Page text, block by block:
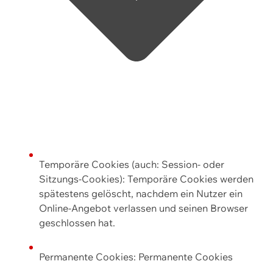
Temporäre Cookies (auch: Session- oder
Sitzungs-Cookies): Temporäre Cookies werden
spätestens gelöscht, nachdem ein Nutzer ein
Online-Angebot verlassen und seinen Browser
geschlossen hat.
Permanente Cookies: Permanente Cookies